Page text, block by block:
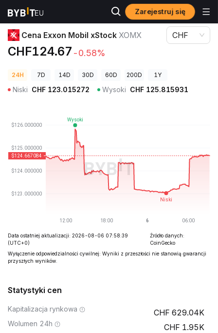
Zarejestruj się
Ceny kryptowalut Cena Exxon Mobil xStock XOMX
Cena Exxon Mobil xStock XOMX
CHF124.67 -0.58%
CHF
24H 7D 14D 30D 60D 200D 1Y
Niski CHF 123.015272 Wysoki CHF 125.815931
Data ostatniej aktualizacji: 2026-08-06 07:58:39
(UTC+0)
Źródło danych:
CoinGecko
Wyłączenie odpowiedzialności cywilnej: Wyniki z przeszłości nie stanowią gwarancji
przyszłych wyników.
Statystyki cen
Kapitalizacja rynkowa 629.04K
Wolumen 24h 1.95K